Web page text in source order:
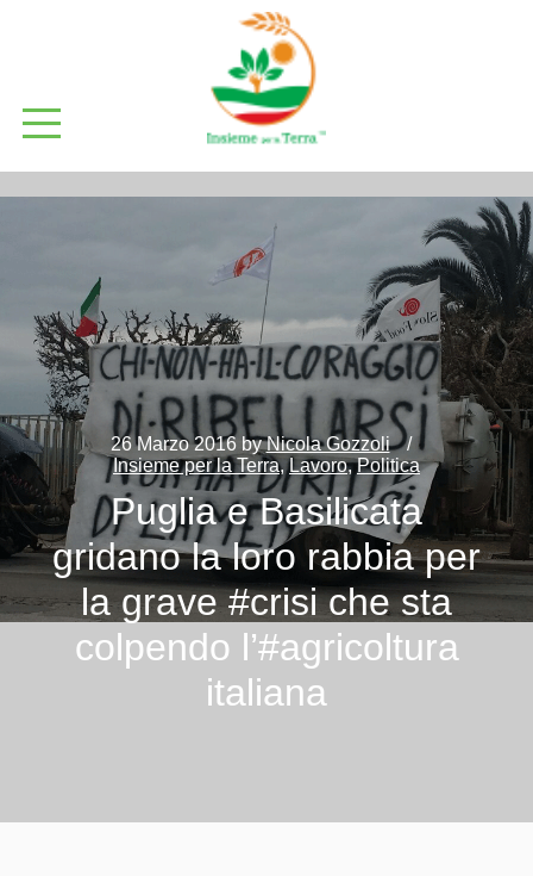
26 Marzo 2016byNicola Gozzoli
Insieme per la Terra,Lavoro,Politica
Puglia e Basilicata
gridano la loro rabbia per
la grave #crisi che sta
colpendo l’#agricoltura
italiana